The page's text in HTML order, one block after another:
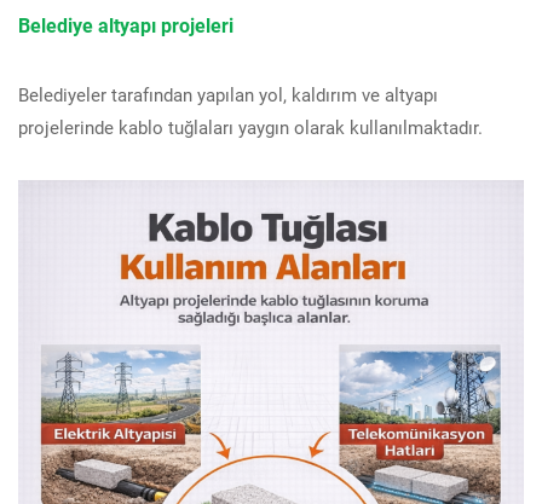
Belediye altyapı projeleri
Belediyeler tarafından yapılan yol, kaldırım ve altyapı
projelerinde kablo tuğlaları yaygın olarak kullanılmaktadır.